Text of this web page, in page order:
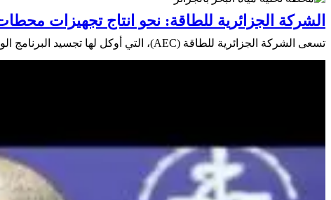
الشركة الجزائرية للطاقة: نحو انتاج تجهيزات
تسعى الشركة الجزائرية للطاقة (AEC)، التي أوكل لها تجسيد البرنامج الوطني لتحلية مياه البحر، الى توطين انتاج عدد من تجهيزات محطات التحلية في الجزائر والرفع من نسبة الادماج الوطني في ...